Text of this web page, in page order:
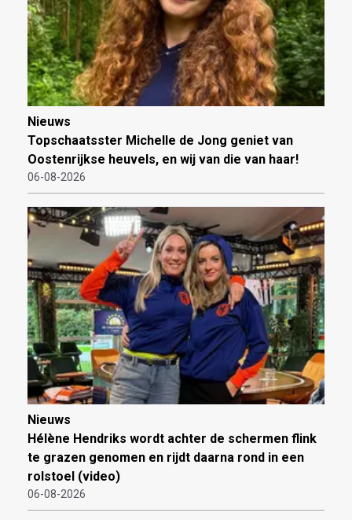
Nieuws
Topschaatsster Michelle de Jong geniet van
Oostenrijkse heuvels, en wij van die van haar!
06-08-2026
Nieuws
Hélène Hendriks wordt achter de schermen flink
te grazen genomen en rijdt daarna rond in een
rolstoel (video)
06-08-2026